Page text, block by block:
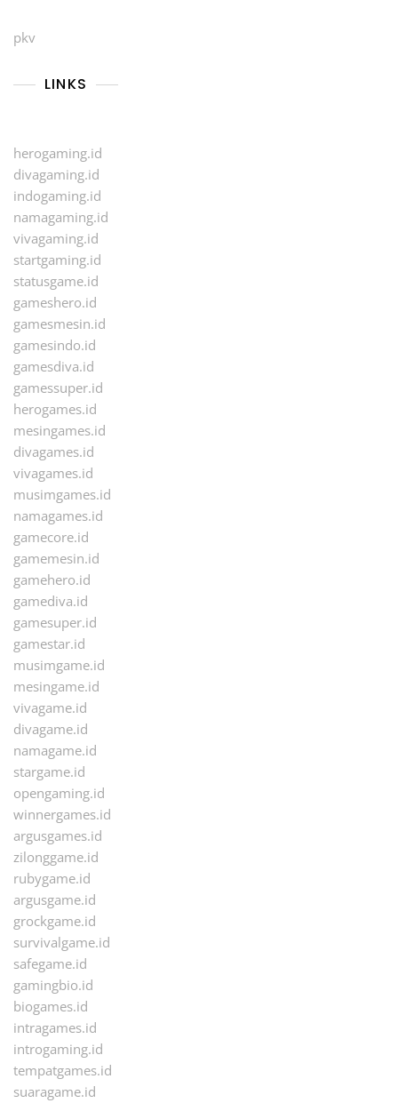
pkv
LINKS
herogaming.id
divagaming.id
indogaming.id
namagaming.id
vivagaming.id
startgaming.id
statusgame.id
gameshero.id
gamesmesin.id
gamesindo.id
gamesdiva.id
gamessuper.id
herogames.id
mesingames.id
divagames.id
vivagames.id
musimgames.id
namagames.id
gamecore.id
gamemesin.id
gamehero.id
gamediva.id
gamesuper.id
gamestar.id
musimgame.id
mesingame.id
vivagame.id
divagame.id
namagame.id
stargame.id
opengaming.id
winnergames.id
argusgames.id
zilonggame.id
rubygame.id
argusgame.id
grockgame.id
survivalgame.id
safegame.id
gamingbio.id
biogames.id
intragames.id
introgaming.id
tempatgames.id
suaragame.id